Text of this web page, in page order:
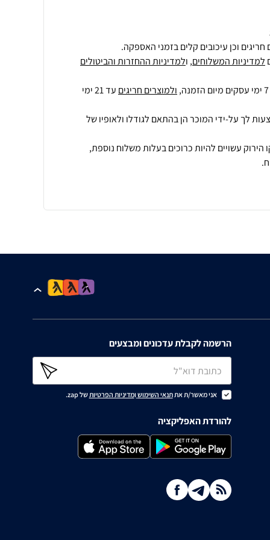
וכן עיכובים קלים בזמני האספקה.
למדיניות המשלוחים, ולמדיניות ההחזרות והביטולים
ולמוצרים חריגים עד 21 ימי
לך על-ידי המוכר הן בהתאם לגודלו ולאופיו של
הירוק עשויים להיות כרוכים בעלות משלוח נוספת,
הרשמה לקבלת עדכונים ומבצעים
אני מאשר/ת אתתנאי השימושומדיניות הפרטיותשל zap.
להורדת האפליקציה